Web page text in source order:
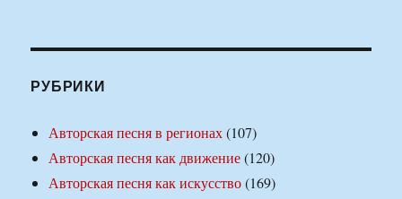
РУБРИКИ
Авторская песня в регионах(107)
Авторская песня как движение(120)
Авторская песня как искусство(169)